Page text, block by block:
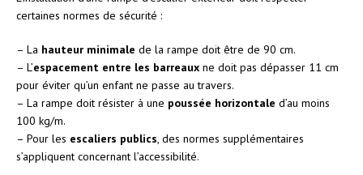
certaines normes de sécurité :
– La hauteur minimale de la rampe doit être de 90 cm.
– L’espacement entre les barreaux ne doit pas dépasser 11 cm
pour éviter qu’un enfant ne passe au travers.
– La rampe doit résister à une poussée horizontale d’au moins
100 kg/m.
– Pour les escaliers publics , des normes supplémentaires
s’appliquent concernant l’accessibilité.